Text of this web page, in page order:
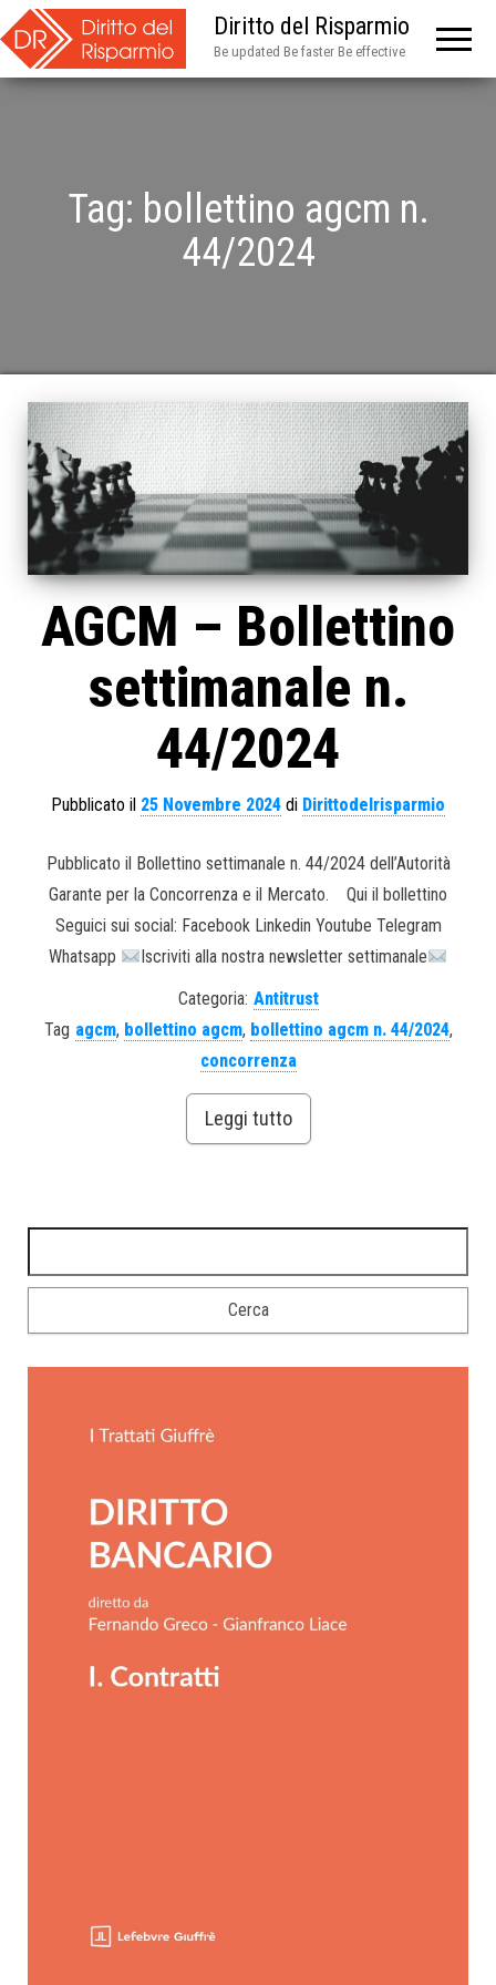
Diritto del Risparmio
Be updated Be faster Be effective
Tag: bollettino agcm n.
44/2024
AGCM – Bollettino
settimanale n.
44/2024
Pubblicato il 25 Novembre 2024 di Dirittodelrisparmio
Pubblicato il Bollettino settimanale n. 44/2024 dell’Autorità
Garante per la Concorrenza e il Mercato. Qui il bollettino
Seguici sui social: Facebook Linkedin Youtube Telegram
Whatsapp
Iscriviti alla nostra newsletter settimanale
Categoria: Antitrust
Tag agcm, bollettino agcm, bollettino agcm n. 44/2024,
concorrenza
Leggi tutto